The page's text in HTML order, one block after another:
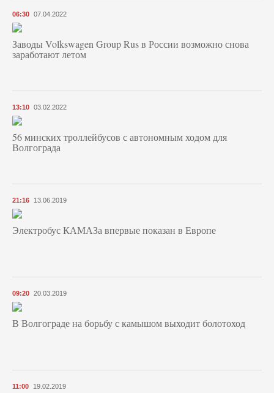
06:30 07.04.2022
Заводы Volkswagen Group Rus в России возможно снова
заработают летом
13:10 03.02.2022
56 минских троллейбусов с автономным ходом для
Волгограда
21:16 13.06.2019
Электробус КАМАЗа впервые показан в Европе
09:20 20.03.2019
В Волгограде на борьбу с камышом выходит болотоход
11:00 19.02.2019